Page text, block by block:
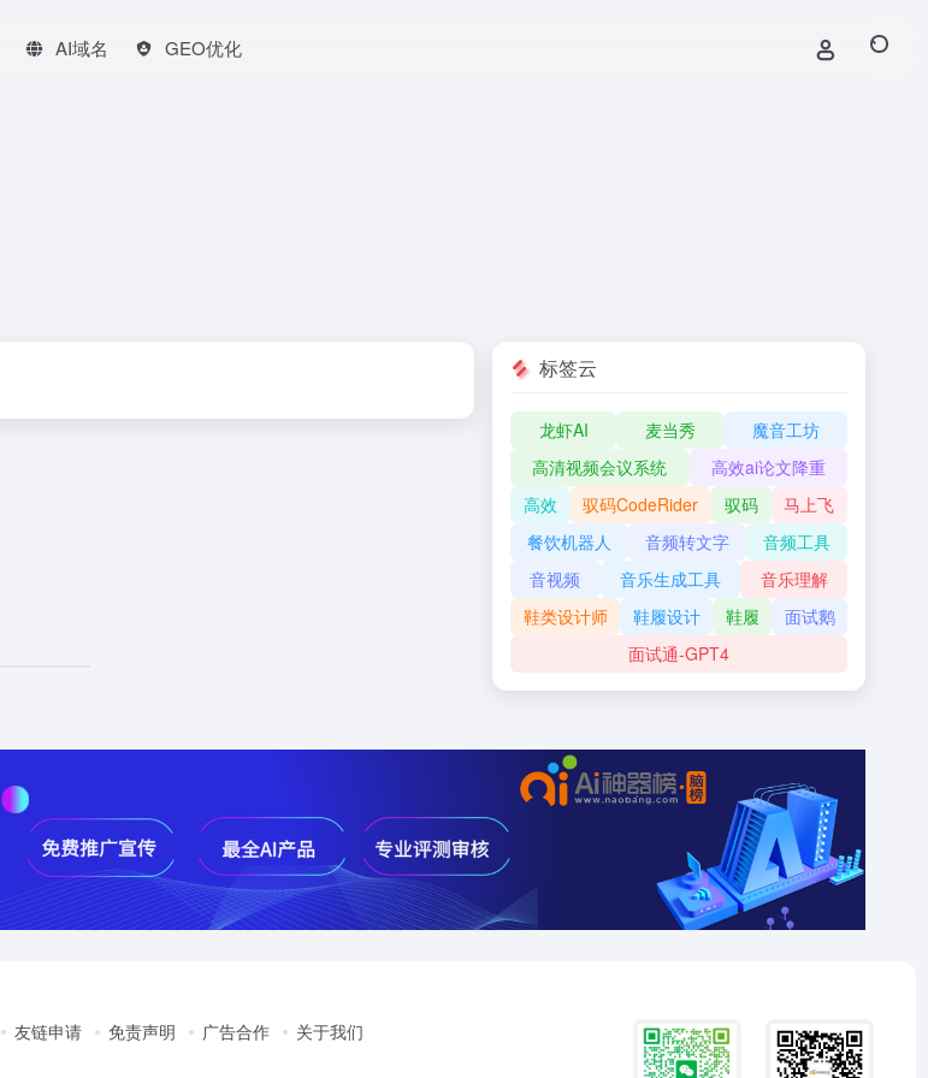
AI域名 GEO优化
标签云
龙虾AI 麦当秀
魔音工坊
高清视频会议系统
高效ai论文降重
高效
驭码CodeRider 驭码
马上飞
餐饮机器人
音频转文字
音频工具
音视频
音乐生成工具
音乐理解
鞋类设计师
鞋履设计 鞋履
面试鹅
面试通-GPT4
友链申请 免责声明 广告合作 关于我们